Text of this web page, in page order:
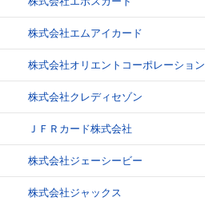
株式会社エムアイカード
株式会社オリエントコーポレーション
株式会社クレディセゾン
ＪＦＲカード株式会社
株式会社ジェーシービー
株式会社ジャックス